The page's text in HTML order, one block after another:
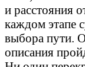
и расстояния
каждом этапе
выбора пути.
описания